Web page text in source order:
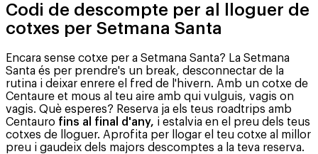
Codi de descompte per al lloguer de
cotxes per Setmana Santa
Encara sense cotxe per a Setmana Santa? La Setmana
Santa és per prendre's un break, desconnectar de la
rutina i deixar enrere el fred de l'hivern. Amb un cotxe de
Centaure et mous al teu aire amb qui vulguis, vagis on
vagis. Què esperes? Reserva ja els teus roadtrips amb
Centauro fins al final d'any, i estalvia en el preu dels teus
cotxes de lloguer. Aprofita per llogar el teu cotxe al millor
preu i gaudeix dels majors descomptes a la teva reserva.